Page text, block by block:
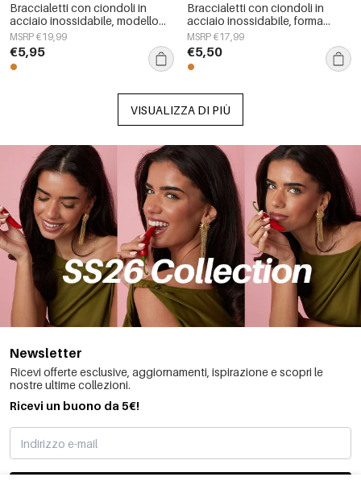
Braccialetti con ciondoli in
acciaio inossidabile, modello
Circle Simple, serie Daily Simple,
gioielli da donna
MSRP €19,99
€5,95
Braccialetti con ciondoli in
acciaio inossidabile, forma
geometrica, semplici, per tutti i
giorni, serie Simple, gioielli da
donna
MSRP €17,99
€5,50
VISUALIZZA DI PIÙ
Newsletter
Ricevi offerte esclusive, aggiornamenti, ispirazione e scopri le
nostre ultime collezioni.
Ricevi un buono da 5€!